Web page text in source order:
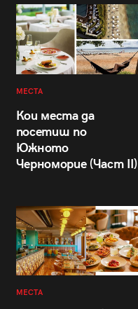
МЕСТА
Кои места да
посетиш по
Южното
Черноморие (Част II)
МЕСТА